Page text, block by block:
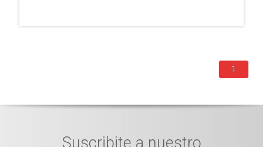
1
Suscribite a nuestro